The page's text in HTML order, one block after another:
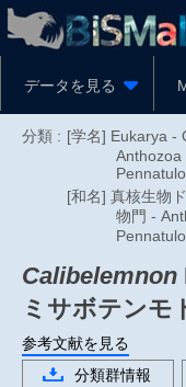
データを見る
分類 : [学名] Eukarya -
Anthozoa
[和名] 真核生物
物門 -
Calibelemnon
ミサボテンモ
参考文献を見る
分類群情報